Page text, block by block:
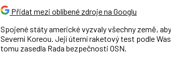
Přidat mezi oblíbené zdroje na Googlu
Spojené státy americké vyzvaly všechny země,
Severní Koreou. Její úterní raketový test podle
tomu zasedla Rada bezpečnosti OSN.